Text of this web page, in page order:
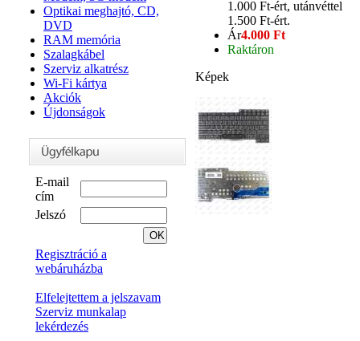
Optikai meghajtó, CD,
DVD
RAM memória
Szalagkábel
Szerviz alkatrész
Wi-Fi kártya
Akciók
Újdonságok
E-mail
cím
Jelszó
Regisztráció a
webáruházba
Elfelejtettem a jelszavam
Szerviz munkalap
lekérdezés
1.000 Ft-ért, utánvéttel
1.500 Ft-ért.
Ár4.000 Ft
Raktáron
Képek